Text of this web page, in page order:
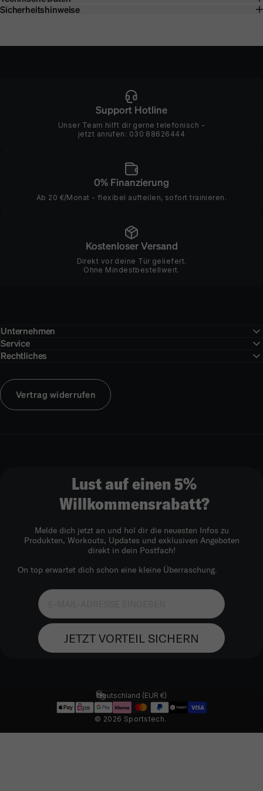
Sicherheitshinweise
Support Hotline
Unser Team hilft dir gerne telefonisch -
jetzt anrufen: 030 88626444
0% Finanzierung
Ab 20 €/Monat - flexibel aufteilen, sofort trainieren.
Kostenloser Versand
Direkt vor deine Tür geliefert.
Ohne Mindestbestellwert.
Unternehmen
Service
Rechtliches
Vertrag widerrufen
Lust auf einen 5%
Willkommensrabatt?
Melde dich jetzt an und hol dir die neuesten Infos zu
Produkten, Workouts, Updates und exklusiven Angeboten
direkt in dein Postfach!
On top erwartet dich schon eine kleine Überraschung.
JETZT VORTEIL SICHERN
© 2026 Sportstech.
Land/Region
Deutschland (EUR €)